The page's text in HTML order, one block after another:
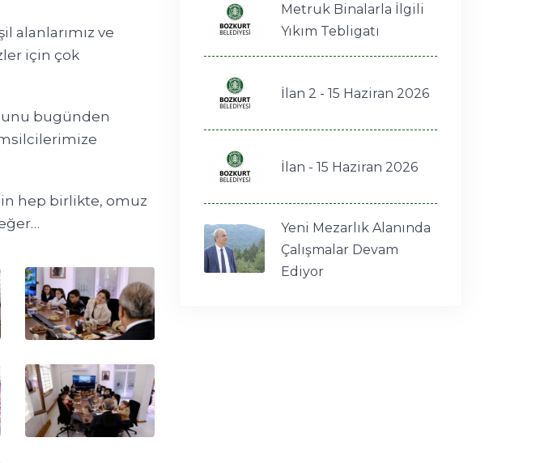
alanlarımız ve
için çok
bugünden
hep birlikte, omuz
Metruk Binalarla İlgili
Yıkım Tebligatı
İlan 2 - 15 Haziran 2026
İlan - 15 Haziran 2026
Yeni Mezarlık Alanında
Çalışmalar Devam
Ediyor